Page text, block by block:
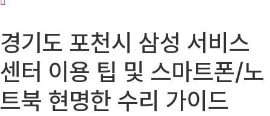
경기도 포천시 삼성 서비스
센터 이용 팁 및 스마트폰/노
트북 현명한 수리 가이드